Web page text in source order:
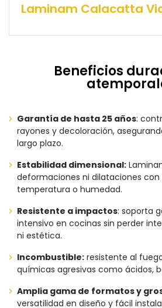
Laminam Calacatta
Beneficios
Garantía de hasta 25 años:
rayones y decoloración,
largo plazo.
Estabilidad dimensional:
deformaciones ni dilataciones
temperatura o humedad.
Resistente a impactos: soporta
intensivo en cocinas sin perder
ni estética.
Incombustible: resistente al
químicas agresivas como ácidos,
Amplia gama de formatos y
versatilidad en diseño y fácil